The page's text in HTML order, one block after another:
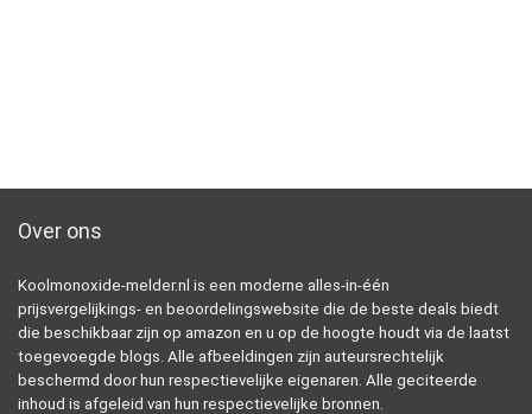
Over ons
Koolmonoxide-melder.nl is een moderne alles-in-één
prijsvergelijkings- en beoordelingswebsite die de beste deals biedt
die beschikbaar zijn op amazon en u op de hoogte houdt via de laatst
toegevoegde blogs. Alle afbeeldingen zijn auteursrechtelijk
beschermd door hun respectievelijke eigenaren. Alle geciteerde
inhoud is afgeleid van hun respectievelijke bronnen.